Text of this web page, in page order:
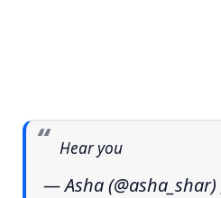
Hear you
— Asha (@asha_shar)